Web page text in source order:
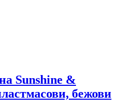
Sunshine &
бежови